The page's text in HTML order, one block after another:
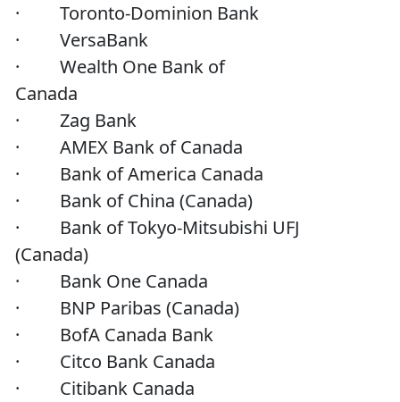
· Toronto-Dominion Bank
· VersaBank
· Wealth One Bank of
Canada
· Zag Bank
· AMEX Bank of Canada
· Bank of America Canada
· Bank of China (Canada)
· Bank of Tokyo-Mitsubishi UFJ
(Canada)
· Bank One Canada
· BNP Paribas (Canada)
· BofA Canada Bank
· Citco Bank Canada
· Citibank Canada